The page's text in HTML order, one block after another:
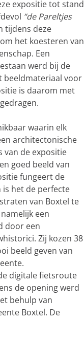
expositie tot stand
“de Pareltjes
tijdens deze
het koesteren van
Een
werd bij de
beeldmateriaal voor
is daarom met
waarin elk
architectonische
van de expositie
goed beeld van
fungeert de
is het de perfecte
van Boxtel te
een
door een
Zij kozen 38
beeld geven van
digitale fietsroute
de opening werd
behulp van
Boxtel. De